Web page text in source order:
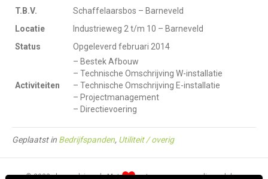
T.B.V.
Schaffelaarsbos – Barneveld
Locatie
Industrieweg 2 t/m 10 – Barneveld
Status
Opgeleverd februari 2014
Activiteiten
– Bestek Afbouw
– Technische Omschrijving W-installatie
– Technische Omschrijving E-installatie
– Projectmanagement
– Directievoering
Geplaatst in Bedrijfspanden, Utiliteit / overig
© 2022 · hpm-advies.nl · Met ontworpen en gerealiseerd door